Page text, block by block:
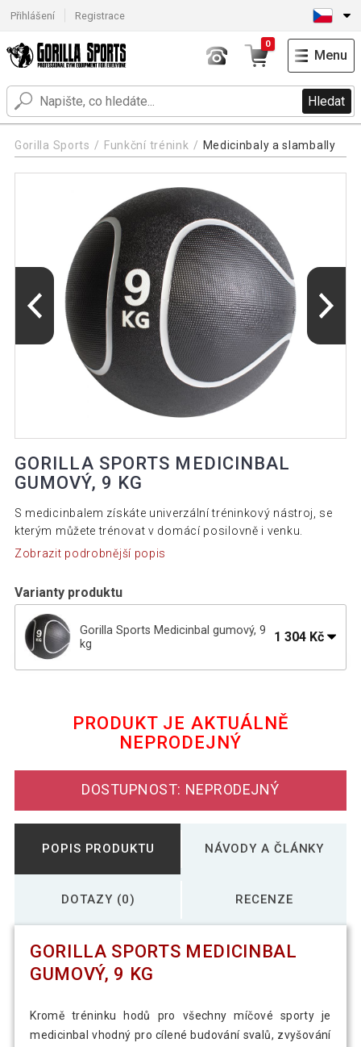
Přihlášení Registrace
Hledat
0
Menu
Gorilla Sports Funkční trénink Medicinbaly a slambally
GORILLA SPORTS MEDICINBAL
GUMOVÝ, 9 KG
S medicinbalem získáte univerzální tréninkový nástroj, se
kterým můžete trénovat v domácí posilovně i venku.
Zobrazit podrobnější popis
Varianty produktu
Gorilla Sports Medicinbal gumový, 9
kg
1 304 Kč
Gorilla Sports Medicinbal set Black
Silver, 12 kg
Gorilla Sports Medicinbal, gumový, 2 kg 701 Kč
PRODUKT JE AKTUÁLNĚ
NEPRODEJNÝ
DOSTUPNOST: NEPRODEJNÝ
POPIS PRODUKTU NÁVODY A ČLÁNKY
DOTAZY (0) RECENZE
GORILLA SPORTS MEDICINBAL
GUMOVÝ, 9 KG
Kromě tréninku hodů pro všechny míčové sporty je
medicinbal vhodný pro cílené budování svalů, zvyšování